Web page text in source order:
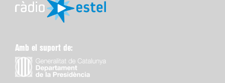
Amb el suport de: